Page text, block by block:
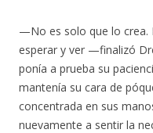
—No es solo que lo crea.
esperar y ver —finalizó
ponía a prueba su
mantenía su cara de
concentrada en sus
nuevamente a sentir la